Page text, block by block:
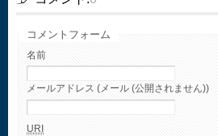
コメントフォーム
名前
メールアドレス (メール (公開されません))
URI